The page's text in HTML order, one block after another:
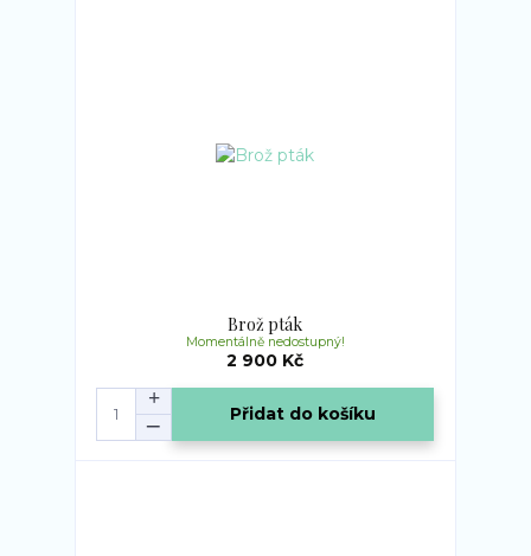
Brož pták
2 900 Kč
Momentálně nedostupný!
Přidat do košíku